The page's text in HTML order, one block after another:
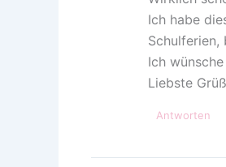
Ich habe
Ich
Liebste
Antworten